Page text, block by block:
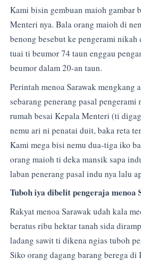
Kami bisin gembuan maioh gambar
Menteri nya. Bala orang maioh di
benong besebut ke pengerami nikah
tuai ti beumor 74 taun enggau
beumor dalam 20-an taun.
Perintah menoa Sarawak mengkang
sebarang penerang pasal
rumah besai Kepala Menteri (ti
nemu ari ni penatai duit, baka reta
Kami mega bisi nemu dua-tiga iko
orang maioh ti deka mansik sapa
laban penerang pasal indu nya lalu
Tuboh iya dibelit pengeraja menoa
Rakyat menoa Sarawak udah kala
beratus ribu hektar tanah sida
ladang sawit ti dikena ngias tuboh
Siko orang dagang barang berega di